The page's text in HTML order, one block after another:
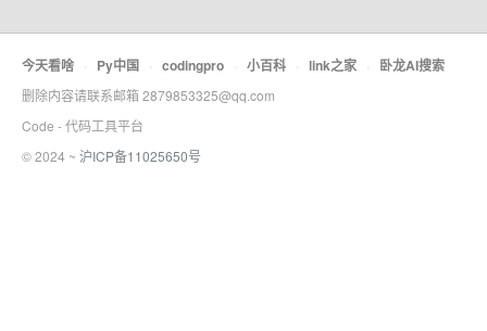
今天看啥 · Py中国 · codingpro · 小百科 · link之家 · 卧龙AI搜索
删除内容请联系邮箱 2879853325@qq.com
Code - 代码工具平台
© 2024 ~ 沪ICP备11025650号